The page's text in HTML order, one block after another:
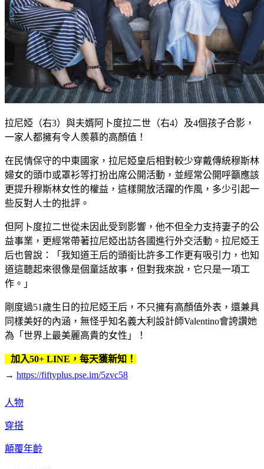
拉尼婭（右3）與夫婿阿卜度拉二世（右4）及4個孩子合影，
一家人都擁有令人羨慕的高顏值！
在民情保守的中東國家，拉尼婭皇后相對較少穿戴傳統穆斯林
婦女的頭巾或罩衫等打扮出席公開活動，並經常公開呼籲應該
更提升穆斯林女性的權益，這樣開放活躍的作風，多少引起一
些反對人士的批評。
但阿卜度拉二世從未因此受到影響，他不但全力支持妻子的公
益事業，更經常帶著拉尼婭出訪各國進行外交活動。拉尼婭王
后也曾說：「我知道王后的頭銜比許多工作更有吸引力，也知
道這聽起來很像是個童話故事，但對我來說，它只是一項工
作。」
剛度過51歲生日的拉尼婭王后，不只擁有高顏值外表，還兼具
同樣美好的內涵，無怪乎知名義大利設計師Valentino會誇讚她
為「世界上最美麗高貴的女性」！
加入50+ LINE，每天獲新知！
→ https://fiftyplus.pse.im/5zvc58
人物
穿搭
顛覆年齡